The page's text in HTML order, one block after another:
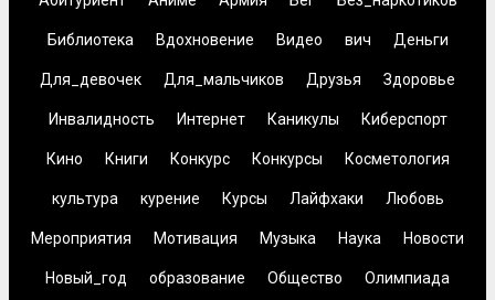
Библиотека Вдохновение Видео вич Деньги
Для_девочек Для_мальчиков Друзья Здоровье
Инвалидность Интернет Каникулы Киберспорт
Кино Книги Конкурс Конкурсы Косметология
культура курение Курсы Лайфхаки Любовь
Мероприятия Мотивация Музыка Наука Новости
Новый_год образование Общество Олимпиада